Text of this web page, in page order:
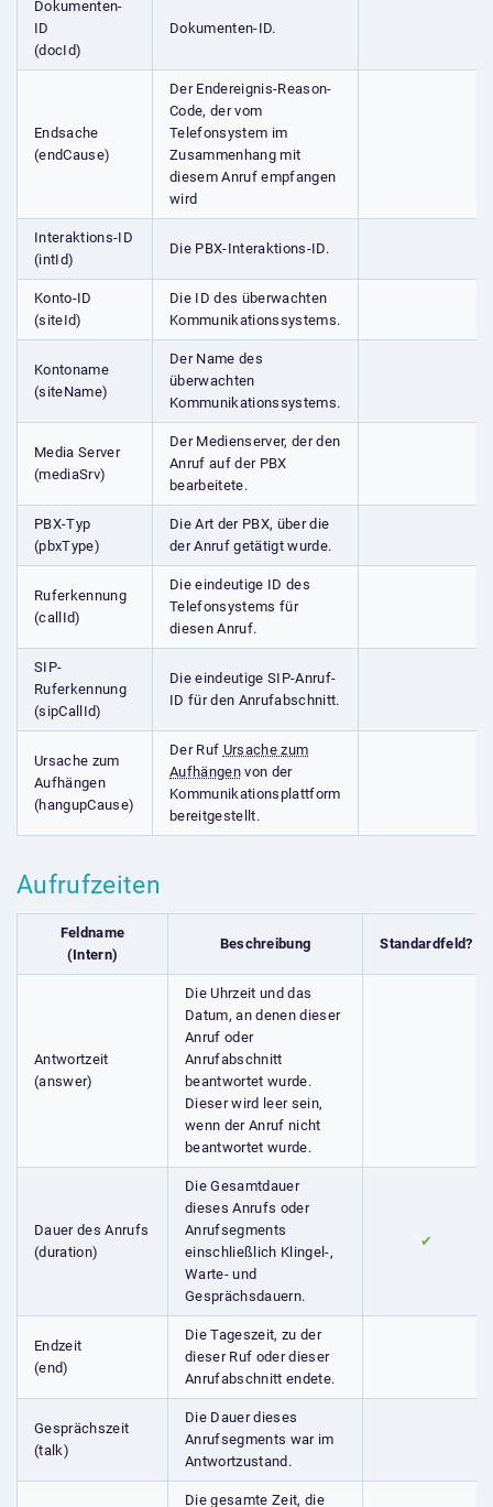
Dokumenten-
ID
(docId)
Dokumenten-ID.
Endsache
(endCause)
Der Endereignis-Reason-
Code, der vom
Telefonsystem im
Zusammenhang mit
diesem Anruf empfangen
wird
Interaktions-ID
(intId)
Die PBX-Interaktions-ID.
Konto-ID
(siteId)
Die ID des überwachten
Kommunikationssystems.
Kontoname
(siteName)
Der Name des
überwachten
Kommunikationssystems.
Media Server
(mediaSrv)
Der Medienserver, der den
Anruf auf der PBX
bearbeitete.
PBX-Typ
(pbxType)
Die Art der PBX, über die
der Anruf getätigt wurde.
Ruferkennung
(callId)
Die eindeutige ID des
Telefonsystems für
diesen Anruf.
SIP-
Ruferkennung
(sipCallId)
Die eindeutige SIP-Anruf-
ID für den Anrufabschnitt.
Ursache zum
Aufhängen
(hangupCause)
Der Ruf Ursache zum
Aufhängenvon der
Kommunikationsplattform
bereitgestellt.
Aufrufzeiten
Feldname
(Intern)
Beschreibung Standardfeld?
Antwortzeit
(answer)
Die Uhrzeit und das
Datum, an denen dieser
Anruf oder
Anrufabschnitt
beantwortet wurde.
Dieser wird leer sein,
wenn der Anruf nicht
beantwortet wurde.
Dauer des Anrufs
(duration)
Die Gesamtdauer
dieses Anrufs oder
Anrufsegments
einschließlich Klingel-,
Warte- und
Gesprächsdauern.
✔
Endzeit
(end)
Die Tageszeit, zu der
dieser Ruf oder dieser
Anrufabschnitt endete.
Gesprächszeit
(talk)
Die Dauer dieses
Anrufsegments war im
Antwortzustand.
Die gesamte Zeit, die